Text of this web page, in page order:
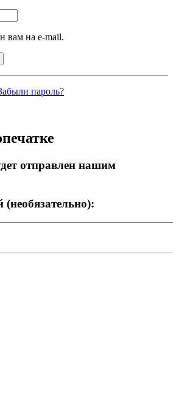
вам на e-mail.
пароль?
отправлен нашим